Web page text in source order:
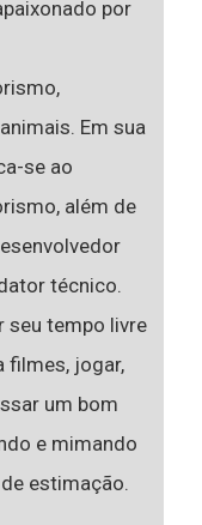
por
Em sua
se ao
além de
técnico.
seu tempo livre
filmes, jogar,
um bom
e mimando
estimação.